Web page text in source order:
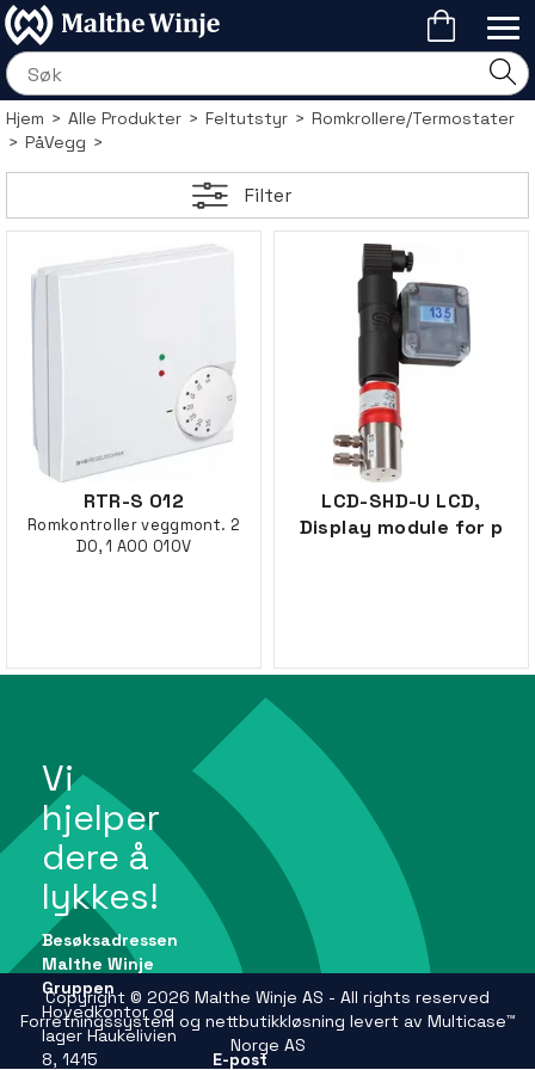
Hjem>Alle Produkter>Feltutstyr>Romkrollere/Termostater
>PåVegg>
Filter
RTR-S 012
Romkontroller veggmont. 2
DO, 1 AO0 010V
LCD-SHD-U LCD,
Display module for p
Vi
hjelper
dere å
lykkes!
Besøksadressen
Malthe Winje
Gruppen
Hovedkontor og
lager Haukelivien
8, 1415
E-post
Copyright © 2026 Malthe Winje AS - All rights reserved
Forretningssystem og nettbutikkløsning levert av Multicase™
Norge AS